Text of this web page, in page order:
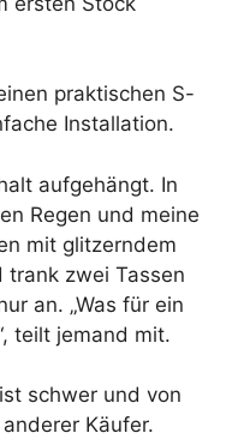
praktischen S-
Installation.
aufgehängt. In
Regen und meine
mit glitzerndem
trank zwei Tassen
an. „Was für ein
teilt jemand mit.
schwer und von
Käufer.